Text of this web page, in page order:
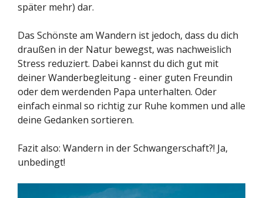
später mehr) dar.
Das Schönste am Wandern ist jedoch, dass du dich
draußen in der Natur bewegst, was nachweislich
Stress reduziert. Dabei kannst du dich gut mit
deiner Wanderbegleitung - einer guten Freundin
oder dem werdenden Papa unterhalten. Oder
einfach einmal so richtig zur Ruhe kommen und alle
deine Gedanken sortieren.
Fazit also: Wandern in der Schwangerschaft?! Ja,
unbedingt!